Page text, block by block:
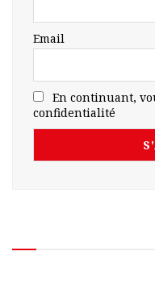
Email
En continuant,
confidentialité